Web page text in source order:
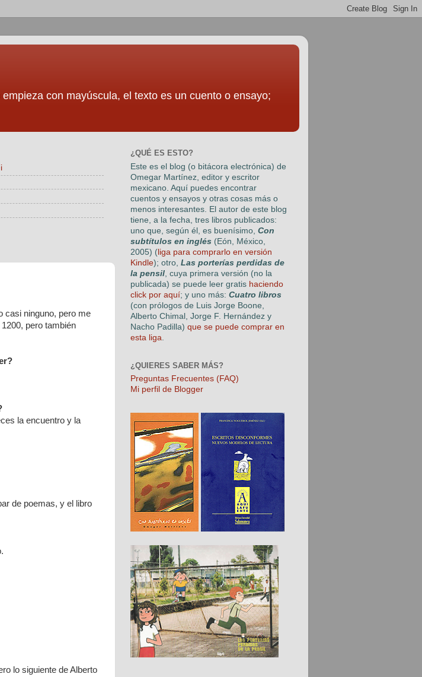
con mayúscula, el texto es un cuento o ensayo;
casi ninguno, pero me
pero también
la encuentro y la
de poemas, y el libro
lo siguiente de Alberto
¿QUÉ ES ESTO?
Este es el blog (o bitácora electrónica) de
Omegar Martínez , editor y escritor
mexicano. Aquí puedes encontrar
cuentos y ensayos y otras cosas más o
menos interesantes. El autor de este blog
tiene, a la fecha, tres libros publicados:
uno que, según él, es buenísimo, Con
subtítulos en inglés (Eón, México,
2005) ( liga para comprarlo en versión
Kindle); otro, Las porterías perdidas de
la pensil , cuya primera versión (no la
publicada) se puede leer gratis haciendo
click por aquí; y uno más: Cuatro libros
(con prólogos de Luis Jorge Boone,
Alberto Chimal, Jorge F. Hernández y
Nacho Padilla) que se puede comprar en
esta liga
¿QUIERES SABER MÁS?
Preguntas Frecuentes (FAQ)
Mi perfil de Blogger